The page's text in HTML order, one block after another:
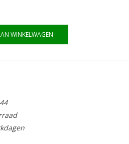
WINKELWAGEN